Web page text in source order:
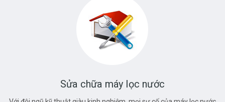
Sửa chữa máy lọc nước